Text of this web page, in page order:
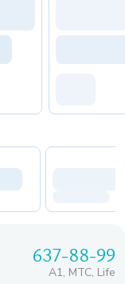
637-88-99
A1, МТС, Life